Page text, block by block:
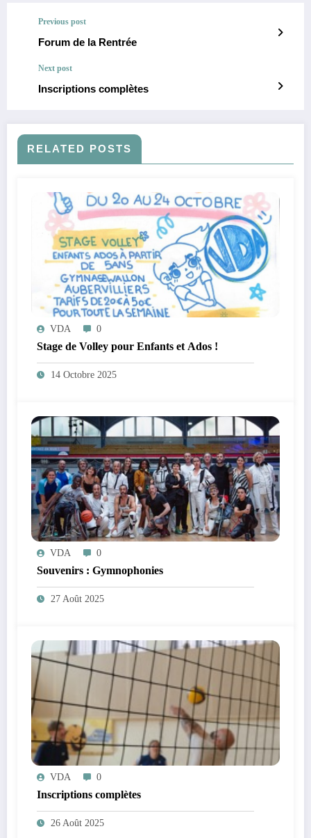
Previous post
Forum de la Rentrée
Next post
Inscriptions complètes
RELATED POSTS
VDA 0
Stage de Volley pour Enfants et Ados !
14 Octobre 2025
VDA 0
Souvenirs : Gymnophonies
27 Août 2025
VDA 0
Inscriptions complètes
26 Août 2025